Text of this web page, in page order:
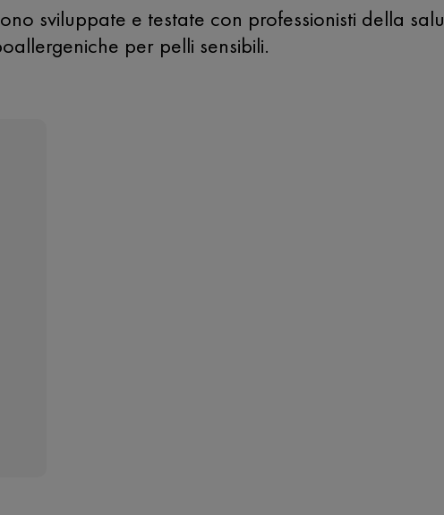
sviluppate e testate con professionisti della
per pelli sensibili.